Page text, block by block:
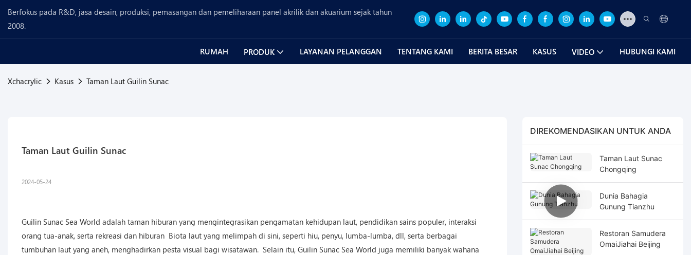
Berfokus pada R&D, jasa desain, produksi, pemasangan dan pemeliharaan panel akrilik dan akuarium sejak tahun
2008.
RUMAH PRODUK LAYANAN PELANGGAN TENTANG KAMI BERITA BESAR KASUS VIDEO HUBUNGI KAMI
Xchacrylic Kasus Taman Laut Guilin Sunac
Taman Laut Guilin Sunac
2024-05-24
Guilin Sunac Sea World adalah taman hiburan yang mengintegrasikan pengamatan kehidupan laut, pendidikan sains populer, interaksi
orang tua-anak, serta rekreasi dan hiburan Biota laut yang melimpah di sini, seperti hiu, penyu, lumba-lumba, dll, serta berbagai
tumbuhan laut yang aneh, menghadirkan pesta visual bagi wisatawan. Selain itu, Guilin Sunac Sea World juga memiliki banyak wahana
DIREKOMENDASIKAN UNTUK ANDA
Taman Laut Sunac
Chongqing
Dunia Bahagia
Gunung Tianzhu
Restoran Samudera
OmaiJiahai Beijing